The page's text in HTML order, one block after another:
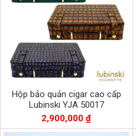
Hộp bảo quản cigar cao cấp
Lubinski YJA 50017
2,900,000 ₫